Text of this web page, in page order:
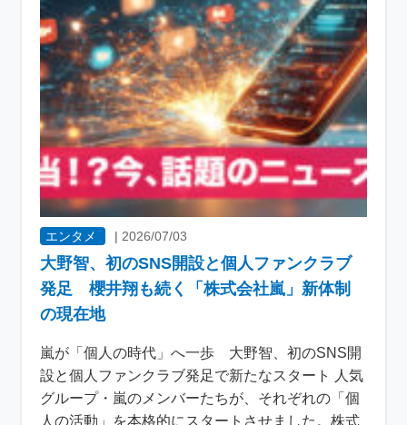
エンタメ |2026/07/03
大野智、初のSNS開設と個人ファンクラブ
発足 櫻井翔も続く「株式会社嵐」新体制
の現在地
嵐が「個人の時代」へ一歩 大野智、初のSNS開
設と個人ファンクラブ発足で新たなスタート 人気
グループ・嵐のメンバーたちが、それぞれの「個
人の活動」を本格的にスタートさせました。株式